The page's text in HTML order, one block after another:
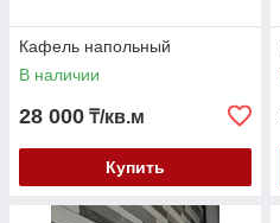
Кафель напольный
В наличии
28 000 ₸/кв.м
Купить